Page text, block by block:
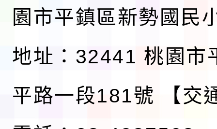
園市平鎮區新勢國民
地址：32441 桃園市
平路一段181號
【交